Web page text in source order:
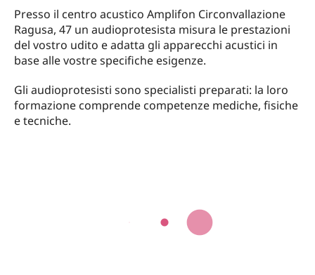
Presso il centro acustico Amplifon Circonvallazione
Ragusa, 47 un audioprotesista misura le prestazioni
del vostro udito e adatta gli apparecchi acustici in
base alle vostre specifiche esigenze.
Gli audioprotesisti sono specialisti preparati: la loro
formazione comprende competenze mediche, fisiche
e tecniche.